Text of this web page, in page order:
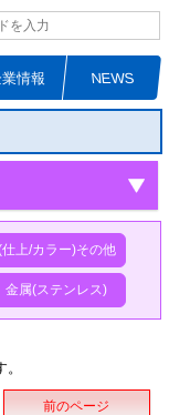
情報 NEWS
仕上/カラー)その他
金属(ステンレス)
前のページ